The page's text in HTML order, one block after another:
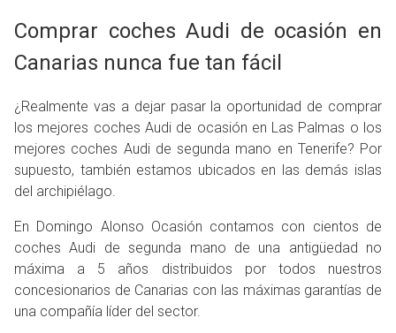
Comprar coches Audi de ocasión en
Canarias nunca fue tan fácil
¿Realmente vas a dejar pasar la oportunidad de comprar
los mejores coches Audi de ocasión en Las Palmas o los
mejores coches Audi de segunda mano en Tenerife? Por
supuesto, también estamos ubicados en las demás islas
del archipiélago.
En Domingo Alonso Ocasión contamos con cientos de
coches Audi de segunda mano de una antigüedad no
máxima a 5 años distribuidos por todos nuestros
concesionarios de Canarias con las máximas garantías de
una compañía líder del sector.